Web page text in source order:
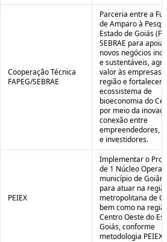
Cooperação Técnica
FAPEG/SEBRAE
Parceria entre a
de Amparo à
Estado de Goiás
SEBRAE para
novos negócios
e sustentáveis,
valor às empresas
região e fortalecer
ecossistema de
bioeconomia do
por meio da
conexão entre
empreendedores,
e investidores.
PEIEX
Implementar o
de 1 Núcleo
município de
para atuar na
metropolitana de
bem como na
Centro Oeste do
Goiás, conforme
metodologia PEIEX.